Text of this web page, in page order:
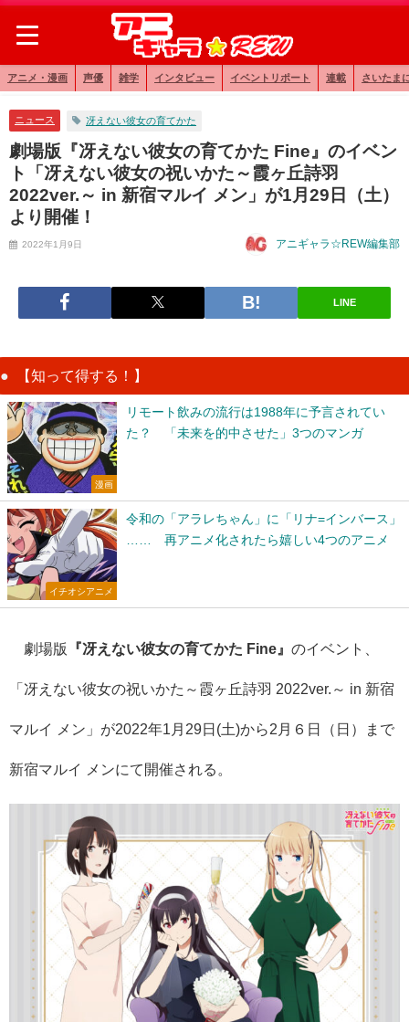
アニメ・漫画 声優 雑学 インタビュー イベントリポート 連載 さいたま
ニュース 冴えない彼女の育てかた
劇場版『冴えない彼女の育てかた Fine』のイベン
ト「冴えない彼女の祝いかた～霞ヶ丘詩羽
2022ver.～ in 新宿マルイ メン」が1月29日（土）
より開催！
2022年1月9日 アニギャラ☆REW編集部
LINE
【知って得する！】
漫画
リモート飲みの流行は1988年に予言されてい
た？ 「未来を的中させた」3つのマンガ
イチオシアニメ
令和の「アラレちゃん」に「リナ=インバース」
…… 再アニメ化されたら嬉しい4つのアニメ
劇場版 『冴えない彼女の育てかた Fine』 のイベント、
「冴えない彼女の祝いかた～霞ヶ丘詩羽 2022ver.～ in 新宿
マルイ メン」が2022年1月29日(土)から2月６日（日）まで
新宿マルイ メンにて開催される。